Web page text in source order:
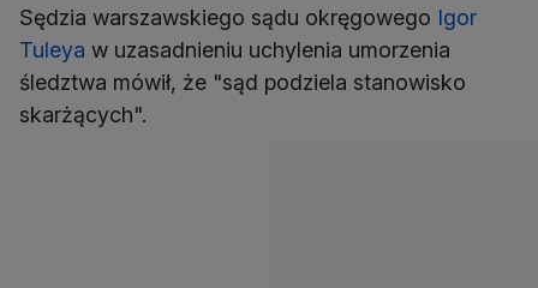
Sędzia warszawskiego sądu okręgowego Igor
Tuleya w uzasadnieniu uchylenia umorzenia
śledztwa mówił, że "sąd podziela stanowisko
skarżących".